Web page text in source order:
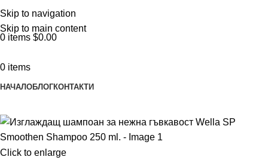
Skip to navigation
Skip to main content
ADD ANYTHING HERE OR JUST REMOVE IT…
0 items $0.00
0 items
НАЧАЛОБЛОГКОНТАКТИ
Click to enlarge